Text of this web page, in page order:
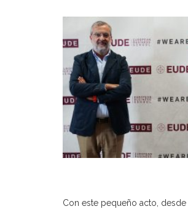
Con este pequeño acto, desde